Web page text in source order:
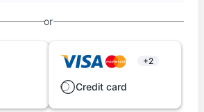
or
+2
Credit card